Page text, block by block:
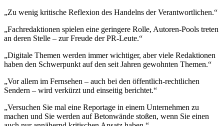
„Zu wenig kritische Reflexion des Handelns der Verantwortlichen.“
„Fachredaktionen spielen eine geringere Rolle, Autoren-Pools treten
an deren Stelle – zur Freude der PR-Leute.“
„Digitale Themen werden immer wichtiger, aber viele Redaktionen
haben den Schwerpunkt auf den seit Jahren gewohnten Themen.“
„Vor allem im Fernsehen – auch bei den öffentlich-recht­lichen
Sendern – wird verkürzt und einseitig berichtet.“
„Versuchen Sie mal eine Reportage in einem Unternehmen zu
machen und Sie werden auf Betonwände stoßen, wenn Sie einen